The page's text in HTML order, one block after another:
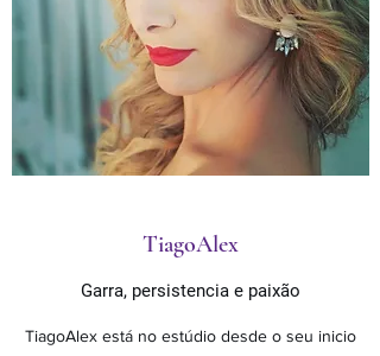
TiagoAlex
Garra, persistencia e paixão
TiagoAlex está no estúdio desde o seu inicio